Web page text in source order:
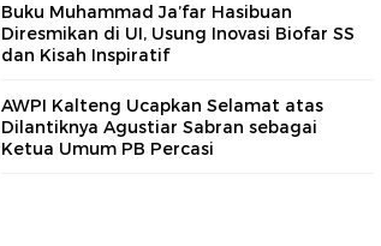
Buku Muhammad Ja’far Hasibuan
Diresmikan di UI, Usung Inovasi Biofar SS
dan Kisah Inspiratif
AWPI Kalteng Ucapkan Selamat atas
Dilantiknya Agustiar Sabran sebagai
Ketua Umum PB Percasi